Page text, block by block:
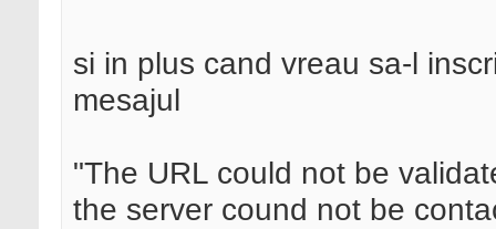
si in plus cand vreau sa-l
mesajul
"The URL could not be
the server cound not be